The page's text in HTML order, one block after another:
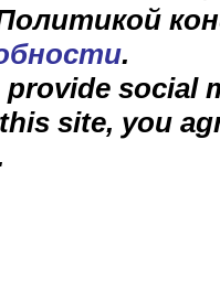
.
social
site, you